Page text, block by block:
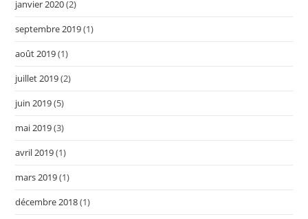
janvier 2020(2)
septembre 2019(1)
août 2019(1)
juillet 2019(2)
juin 2019(5)
mai 2019(3)
avril 2019(1)
mars 2019(1)
décembre 2018(1)